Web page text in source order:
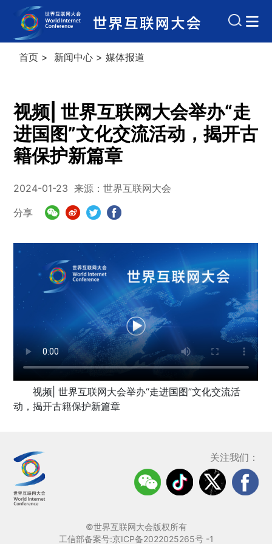
首页 > 新闻中心 > 媒体报道
视频| 世界互联网大会举办“走
进国图”文化交流活动，揭开古
籍保护新篇章
2024-01-23 来源：世界互联网大会
分享
视频| 世界互联网大会举办“走进国图”文化交流活
动，揭开古籍保护新篇章
关注我们：
©世界互联网大会版权所有
工信部备案号:京ICP备2022025265号 -1